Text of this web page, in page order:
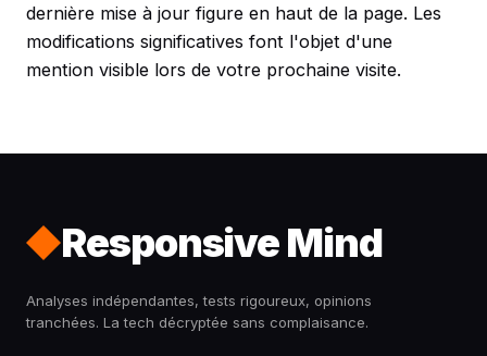
dernière mise à jour figure en haut de la page. Les
modifications significatives font l'objet d'une
mention visible lors de votre prochaine visite.
Responsive Mind
Analyses indépendantes, tests rigoureux, opinions
tranchées. La tech décryptée sans complaisance.